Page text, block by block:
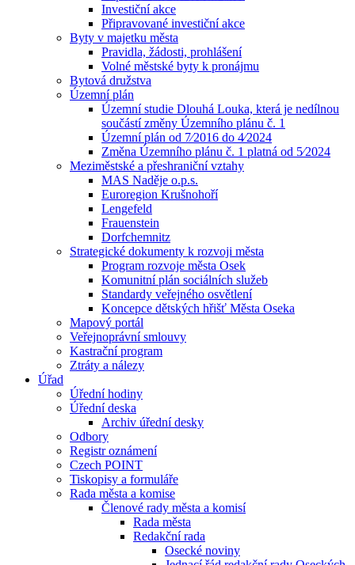
Investiční akce
Připravované investiční akce
Byty v majetku města
Pravidla, žádosti, prohlášení
Volné městské byty k pronájmu
Bytová družstva
Územní plán
Územní studie Dlouhá Louka, která je nedílnou
součástí změny Územního plánu č. 1
Územní plán od 7⁄2016 do 4⁄2024
Změna Územního plánu č. 1 platná od 5⁄2024
Meziměstské a přeshraniční vztahy
MAS Naděje o.p.s.
Euroregion Krušnohoří
Lengefeld
Frauenstein
Dorfchemnitz
Strategické dokumenty k rozvoji města
Program rozvoje města Osek
Komunitní plán sociálních služeb
Standardy veřejného osvětlení
Koncepce dětských hřišť Města Oseka
Mapový portál
Veřejnoprávní smlouvy
Kastrační program
Ztráty a nálezy
Úřad
Úřední hodiny
Úřední deska
Archiv úřední desky
Odbory
Registr oznámení
Czech POINT
Tiskopisy a formuláře
Rada města a komise
Členové rady města a komisí
Rada města
Redakční rada
Osecké noviny